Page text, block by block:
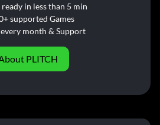
ready in less than 5 min
supported Games
month & Support
PLITCH